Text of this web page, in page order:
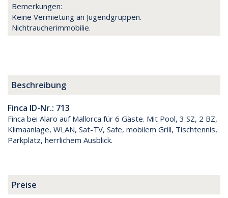
Bemerkungen:
Keine Vermietung an Jugendgruppen.
Nichtraucherimmobilie.
Beschreibung
Finca ID-Nr.: 713
Finca bei Alaro auf Mallorca für 6 Gäste. Mit Pool, 3 SZ, 2 BZ,
Klimaanlage, WLAN, Sat-TV, Safe, mobilem Grill, Tischtennis,
Parkplatz, herrlichem Ausblick.
Preise